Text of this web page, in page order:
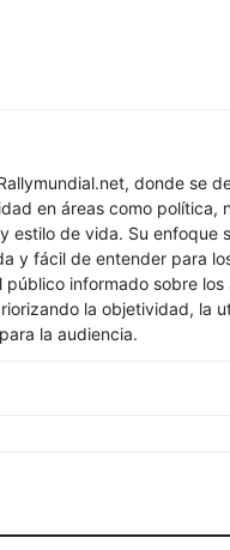
donde se
en áreas como política,
estilo de vida. Su enfoque
y fácil de entender para
informado sobre
la objetividad, la
la audiencia.